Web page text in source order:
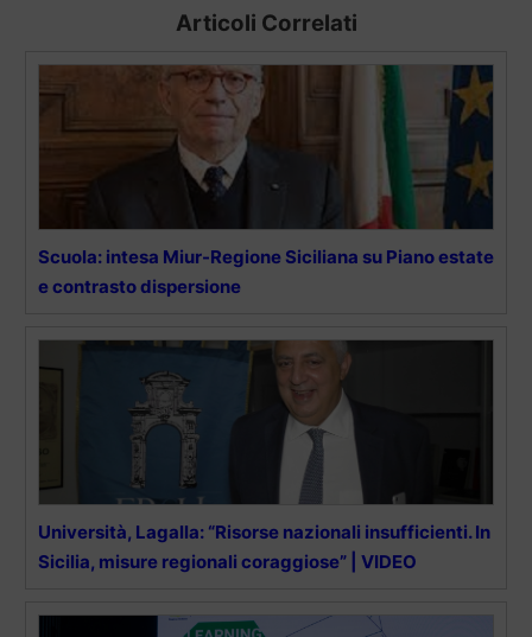
Articoli Correlati
Scuola: intesa Miur-Regione Siciliana su Piano estate
e contrasto dispersione
Università, Lagalla: “Risorse nazionali insufficienti. In
Sicilia, misure regionali coraggiose” | VIDEO